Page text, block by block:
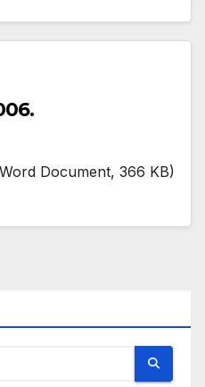
Document, 366 KB)